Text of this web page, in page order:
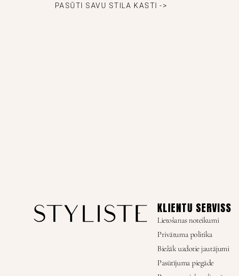
PASŪTI SAVU STILA KASTI ->
KLIENTU SERVISS
Lietošanas noteikumi
Privātuma politika
Biežāk uzdotie jautājumi
Pasūtījuma piegāde